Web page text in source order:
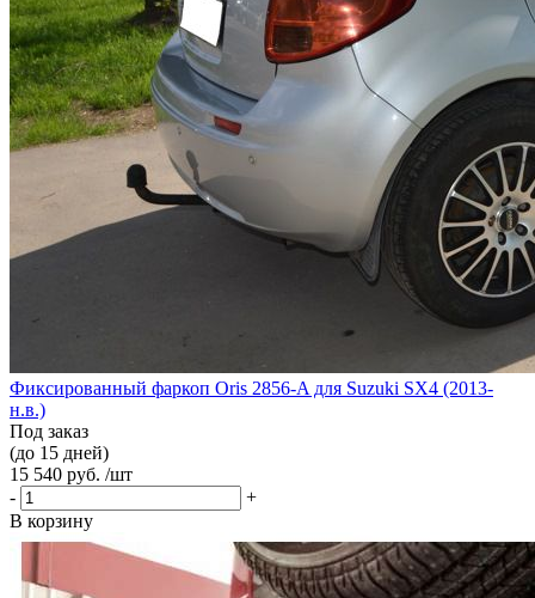
Фиксированный фаркоп Oris 2856-A для Suzuki SX4 (2013-
н.в.)
Под заказ
(до 15 дней)
15 540 руб. /шт
-
+
В корзину